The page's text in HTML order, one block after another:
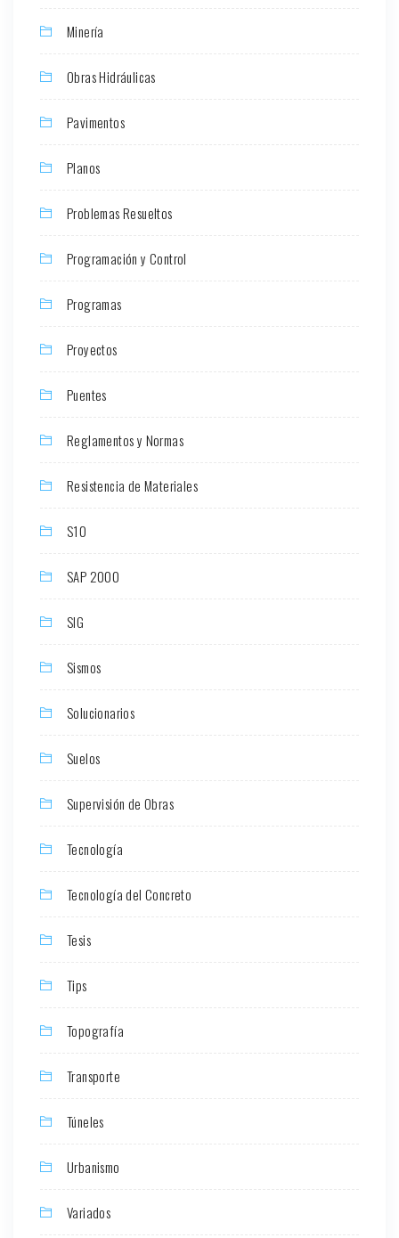
Minería
Obras Hidráulicas
Pavimentos
Planos
Problemas Resueltos
Programación y Control
Programas
Proyectos
Puentes
Reglamentos y Normas
Resistencia de Materiales
S10
SAP 2000
SIG
Sismos
Solucionarios
Suelos
Supervisión de Obras
Tecnología
Tecnología del Concreto
Tesis
Tips
Topografía
Transporte
Túneles
Urbanismo
Variados